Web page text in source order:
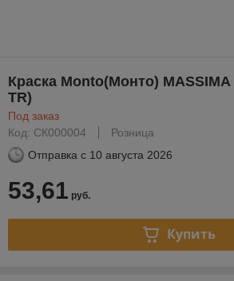
Краска Monto(Монто)
TR)
Под заказ
Код: СК000004
Розница
Отправка с 10 августа 2026
53,61 руб.
Купить